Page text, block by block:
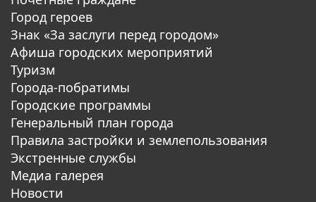
Город героев
Знак «За заслуги перед городом»
Афиша городских мероприятий
Туризм
Города-побратимы
Городские программы
Генеральный план города
Правила застройки и землепользования
Экстренные службы
Медиа галерея
Новости